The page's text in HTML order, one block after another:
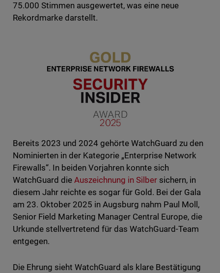
75.000 Stimmen ausgewertet, was eine neue
Rekordmarke darstellt.
Bereits 2023 und 2024 gehörte WatchGuard zu den
Nominierten in der Kategorie „Enterprise Network
Firewalls“. In beiden Vorjahren konnte sich
WatchGuard die Auszeichnung in Silber sichern, in
diesem Jahr reichte es sogar für Gold. Bei der Gala
am 23. Oktober 2025 in Augsburg nahm Paul Moll,
Senior Field Marketing Manager Central Europe, die
Urkunde stellvertretend für das WatchGuard-Team
entgegen.
Die Ehrung sieht WatchGuard als klare Bestätigung